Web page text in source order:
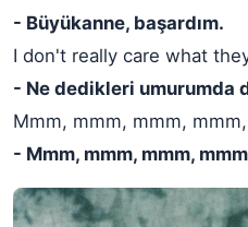
- Büyükanne, başardım.
I don't really care what
- Ne dedikleri umurumda
Mmm, mmm, mmm,
- Mmm, mmm, mmm,